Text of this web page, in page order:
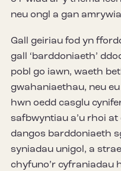
neu ongl a gan
Gall geiriau fod yn
gall ‘barddoniaeth’
pobl go iawn, waeth
gwahaniaethau, neu
hwn oedd casglu
safbwyntiau a’u rhoi at
dangos barddoniaeth
syniadau unigol, a
chyfuno’r cyfraniadau